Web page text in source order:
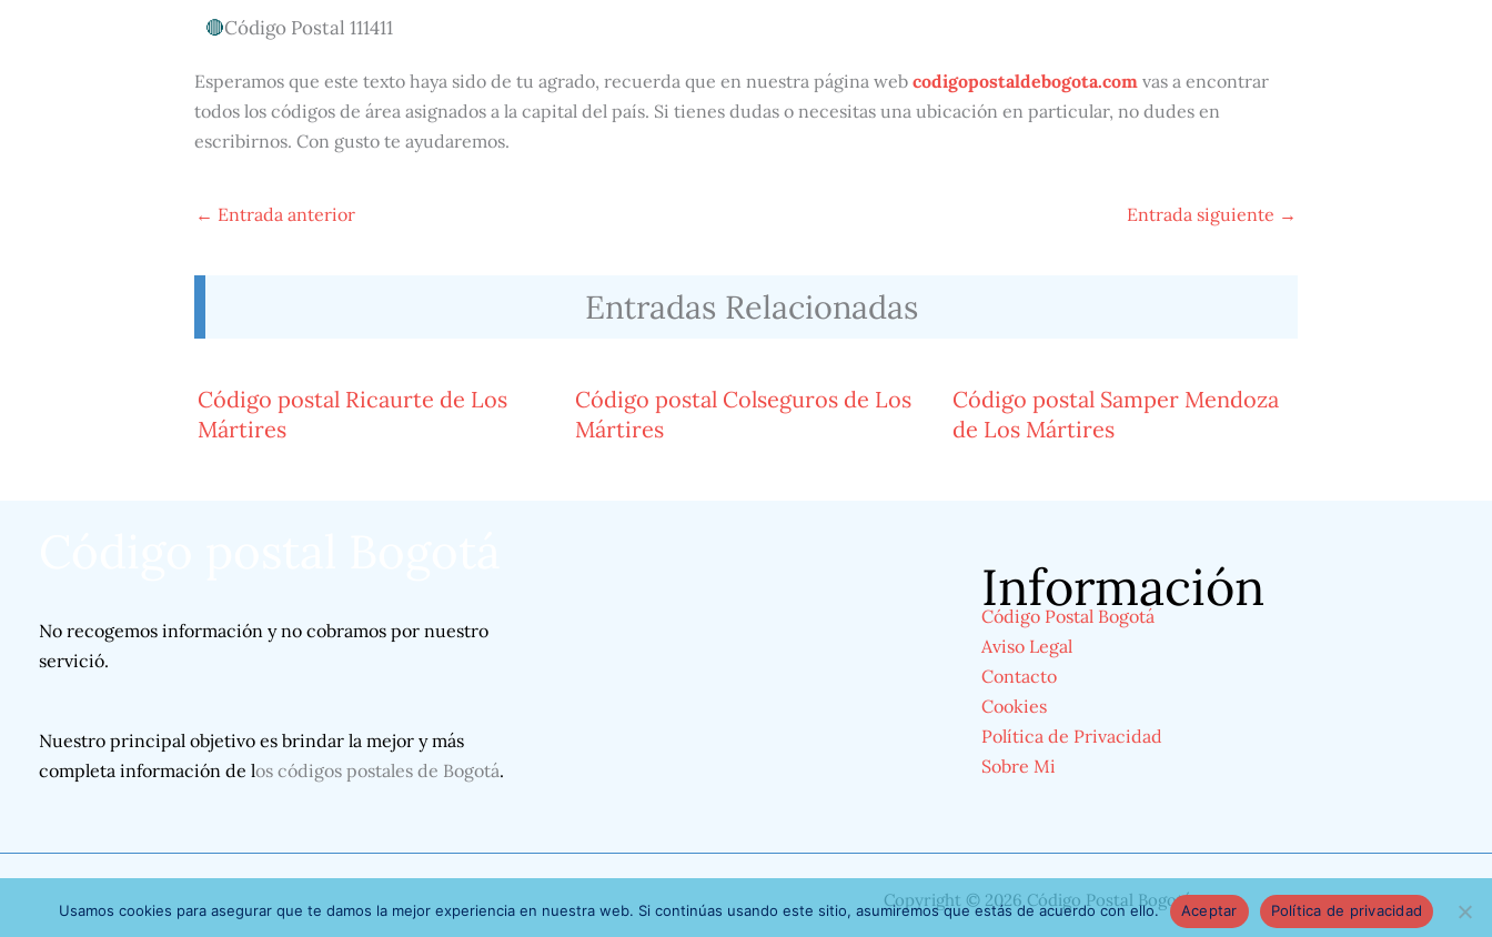
Código Postal 111411
Esperamos que este texto haya sido de tu agrado, recuerda que en nuestra página web codigopostaldebogota.com vas a encontrar
todos los códigos de área asignados a la capital del país. Si tienes dudas o necesitas una ubicación en particular, no dudes en
escribirnos. Con gusto te ayudaremos.
← Entrada anterior Entrada siguiente →
Entradas Relacionadas
Código postal Ricaurte de Los
Mártires
Código postal Colseguros de Los
Mártires
Código postal Samper Mendoza
de Los Mártires
No recogemos información y no cobramos por nuestro
servició.
Nuestro principal objetivo es brindar la mejor y más
completa información de los códigos postales de Bogotá.
Información
Código Postal Bogotá
Aviso Legal
Contacto
Cookies
Política de Privacidad
Sobre Mi
Copyright © 2026 Código Postal Bogotá
Usamos cookies para asegurar que te damos la mejor experiencia en nuestra web. Si continúas usando este sitio, asumiremos que estás de acuerdo con ello. Aceptar Política de privacidad